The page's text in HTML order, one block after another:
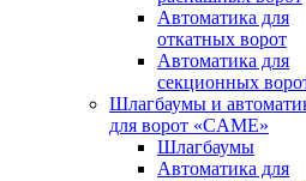
Автоматика для
откатных ворот
Автоматика для
секционных
Шлагбаумы и
для ворот «CAME»
Шлагбаумы
Автоматика для